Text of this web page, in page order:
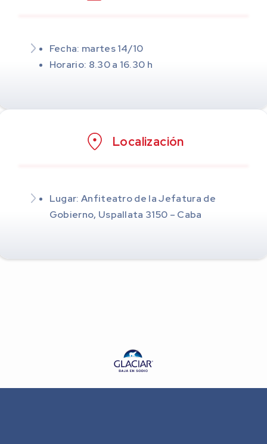
Fecha: martes 14/10
Horario: 8.30 a 16.30 h
Localización
Lugar: Anfiteatro de la Jefatura de
Gobierno, Uspallata 3150 – Caba